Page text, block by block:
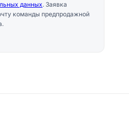
данных. Заявка
команды предпродажной